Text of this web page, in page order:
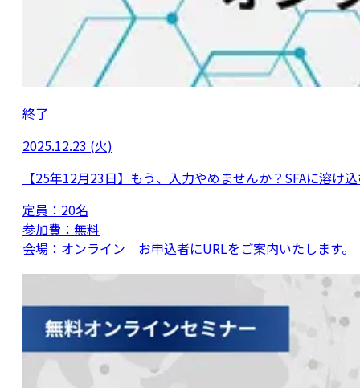
終了
2025.12.23 (火)
【25年12月23日】もう、入力やめませんか？SFAに溶け
定員： 20名
参加費： 無料
会場： オンライン お申込者にURLをご案内いたします。